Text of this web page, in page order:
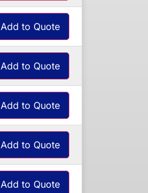
Add to Quote
Add to Quote
Add to Quote
Add to Quote
Add to Quote